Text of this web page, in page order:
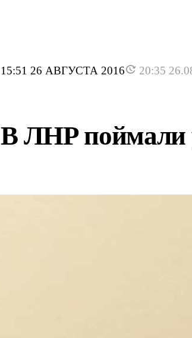
15:51 26 АВГУСТА 2016 20:35
В ЛНР поймали